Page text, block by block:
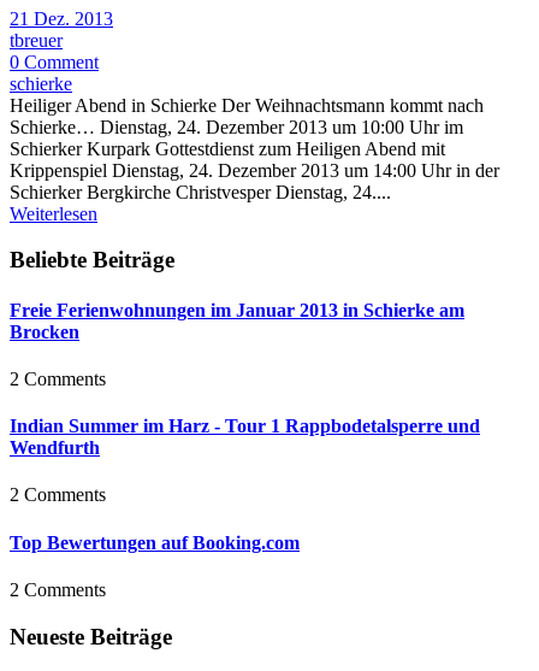
21 Dez. 2013
tbreuer
0 Comment
schierke
Heiliger Abend in Schierke Der Weihnachtsmann kommt nach
Schierke… Dienstag, 24. Dezember 2013 um 10:00 Uhr im
Schierker Kurpark Gottestdienst zum Heiligen Abend mit
Krippenspiel Dienstag, 24. Dezember 2013 um 14:00 Uhr in der
Schierker Bergkirche Christvesper Dienstag, 24....
Weiterlesen
Beliebte Beiträge
Freie Ferienwohnungen im Januar 2013 in Schierke am
Brocken
2 Comments
Indian Summer im Harz - Tour 1 Rappbodetalsperre und
Wendfurth
2 Comments
Top Bewertungen auf Booking.com
2 Comments
Neueste Beiträge